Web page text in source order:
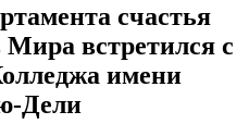
счастья
встретился с
имени
Дели